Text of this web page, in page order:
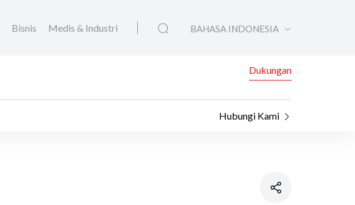
Bisnis Medis & Industri BAHASA INDONESIA
Dukungan
Hubungi Kami